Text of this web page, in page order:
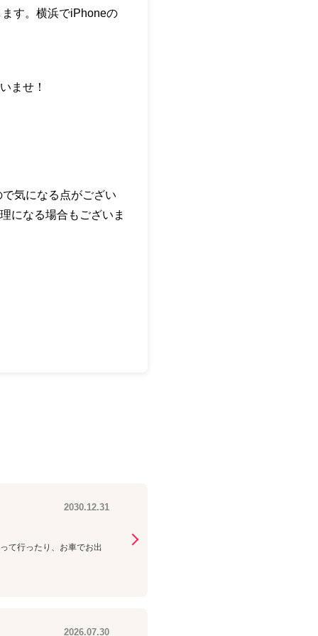
す。横浜でiPhoneの
ませ！
気になる点がござい
になる場合もございま
2030.12.31
て行ったり、お車でお出
2026.07.30